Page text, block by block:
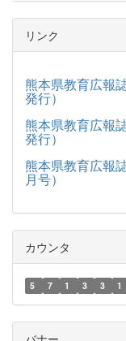
リンク
熊本県教育広報
発行）
熊本県教育広報
発行）
熊本県教育広報
月号）
カウンタ
5 7 1 3 3 1